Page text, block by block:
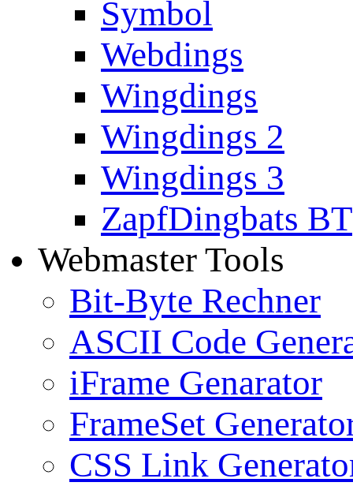
Symbol
Webdings
Wingdings
Wingdings 2
Wingdings 3
ZapfDingbats BT
Webmaster Tools
Bit-Byte Rechner
ASCII Code
iFrame Genarator
FrameSet
CSS Link